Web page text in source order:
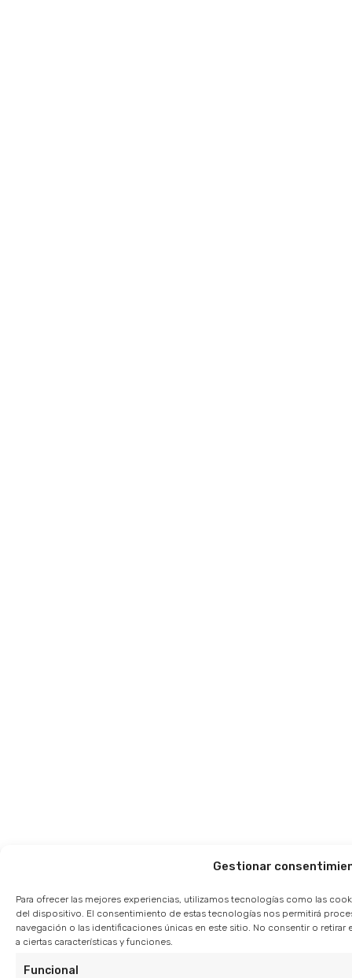
Gestionar
Para ofrecer las mejores experiencias, utilizamos tecnologías como las
del dispositivo. El consentimiento de estas tecnologías nos permitirá
navegación o las identificaciones únicas en este sitio. No consentir o
a ciertas características y funciones.
Funcional